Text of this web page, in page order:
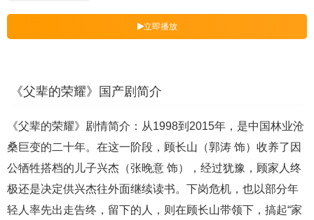
立即播放
《父辈的荣耀》国产剧简介
《父辈的荣耀》剧情简介：从1998到2015年，是中国林业沧
桑巨变的二十年。在这一阶段，顾长山（郭涛 饰）收养了因
公牺牲搭档的儿子兴杰（张晚意 饰），经过犹豫，顾家人终
极还是决定供兴杰往外面继续读书。下岗危机，也以部分年
轻人率先出走告终，留下的人，则在顾长山带领下，搞起“家